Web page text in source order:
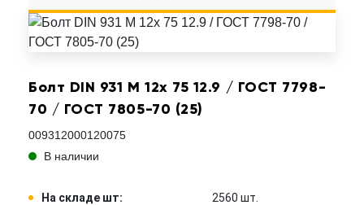
Болт DIN 931 M 12x 75 12.9 / ГОСТ 7798-
70 / ГОСТ 7805-70 (25)
009312000120075
В наличии
На складе шт:
2560 шт.